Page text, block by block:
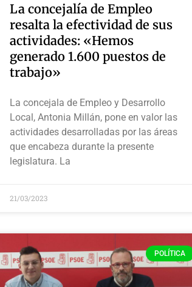
La concejalía de Empleo
resalta la efectividad de sus
actividades: «Hemos
generado 1.600 puestos de
trabajo»
La concejala de Empleo y Desarrollo
Local, Antonia Millán, pone en valor las
actividades desarrolladas por las áreas
que encabeza durante la presente
legislatura. La
21/03/2023
POLÍTICA